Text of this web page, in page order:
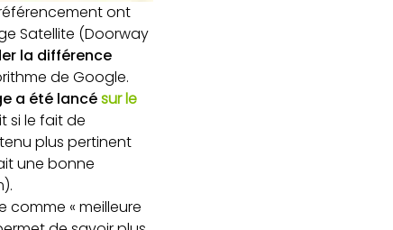
ont
Satellite (Doorway
la différence
de Google.
a été lancésur le
si le fait de
plus pertinent
une bonne
comme « meilleure